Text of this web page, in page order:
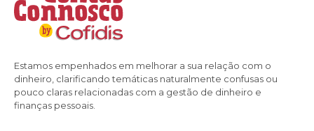
Estamos empenhados em melhorar a sua relação com o
dinheiro, clarificando temáticas naturalmente confusas ou
pouco claras relacionadas com a gestão de dinheiro e
finanças pessoais.